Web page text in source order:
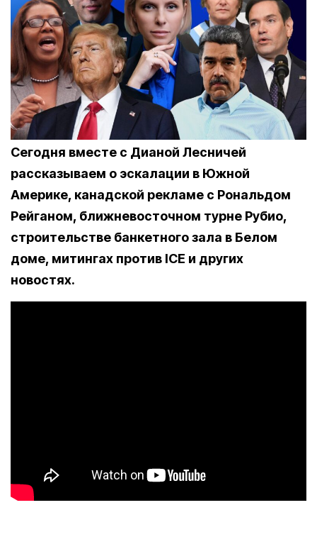
Сегодня вместе с Дианой Лесничей
рассказываем о эскалации в Южной
Америке, канадской рекламе с Рональдом
Рейганом, ближневосточном турне Рубио,
строительстве банкетного зала в Белом
доме, митингах против ICE и других
новостях.